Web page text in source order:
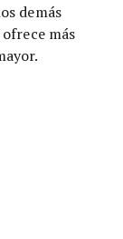
demás
más